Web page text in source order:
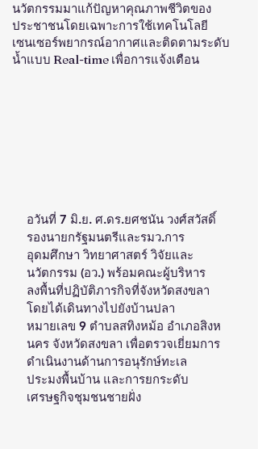
นวัตกรรมมาแก้ปัญหาคุณภาพชีวิตของ
ประชาชนโดยเฉพาะการใช้เทคโนโลยี
เซนเซอร์พยากรณ์อากาศและติดตามระดับ
น้ำแบบ Real-time เพื่อการแจ้งเตือน
อวันที่ 7 มิ.ย. ศ.ดร.ยศชนัน วงศ์สวัสดิ์
รองนายกรัฐมนตรีและรมว.การ
อุดมศึกษา วิทยาศาสตร์ วิจัยและ
นวัตกรรม (อว.) พร้อมคณะผู้บริหาร
ลงพื้นที่ปฏิบัติภารกิจที่จังหวัดสงขลา
โดยได้เดินทางไปยังบ้านปลา
หมายเลข 9 ตำบลสทิงหม้อ อำเภอสิงห
นคร จังหวัดสงขลา เพื่อตรวจเยี่ยมการ
ดำเนินงานด้านการอนุรักษ์ทะเล
ประมงพื้นบ้าน และการยกระดับ
เศรษฐกิจชุมชนชายฝั่ง